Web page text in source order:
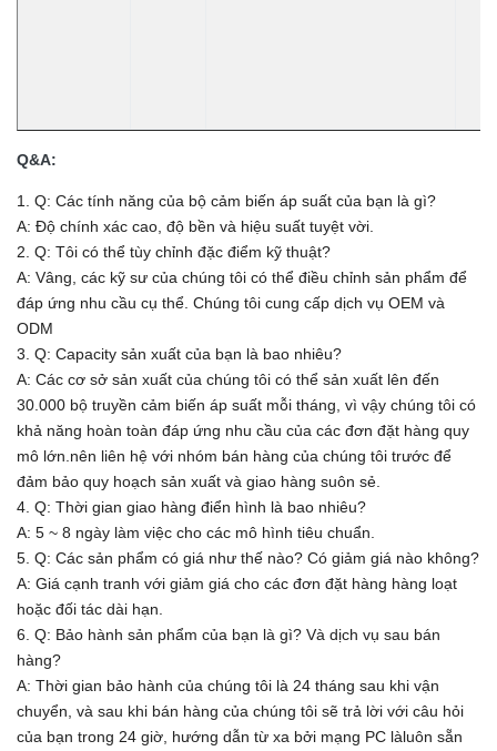
Q&A:
1. Q: Các tính năng của bộ cảm biến áp suất của bạn là gì?
A: Độ chính xác cao, độ bền và hiệu suất tuyệt vời.
2. Q: Tôi có thể tùy chỉnh đặc điểm kỹ thuật?
A: Vâng, các kỹ sư của chúng tôi có thể điều chỉnh sản phẩm để
đáp ứng nhu cầu cụ thể. Chúng tôi cung cấp dịch vụ OEM và
ODM
3. Q: Capacity sản xuất của bạn là bao nhiêu?
A: Các cơ sở sản xuất của chúng tôi có thể sản xuất lên đến
30.000 bộ truyền cảm biến áp suất mỗi tháng, vì vậy chúng tôi có
khả năng hoàn toàn đáp ứng nhu cầu của các đơn đặt hàng quy
mô lớn.nên liên hệ với nhóm bán hàng của chúng tôi trước để
đảm bảo quy hoạch sản xuất và giao hàng suôn sẻ.
4. Q: Thời gian giao hàng điển hình là bao nhiêu?
A: 5 ~ 8 ngày làm việc cho các mô hình tiêu chuẩn.
5. Q: Các sản phẩm có giá như thế nào? Có giảm giá nào không?
A: Giá cạnh tranh với giảm giá cho các đơn đặt hàng hàng loạt
hoặc đối tác dài hạn.
6. Q: Bảo hành sản phẩm của bạn là gì? Và dịch vụ sau bán
hàng?
A: Thời gian bảo hành của chúng tôi là 24 tháng sau khi vận
chuyển, và sau khi bán hàng của chúng tôi sẽ trả lời với câu hỏi
của bạn trong 24 giờ, hướng dẫn từ xa bởi mạng PC làluôn sẵn